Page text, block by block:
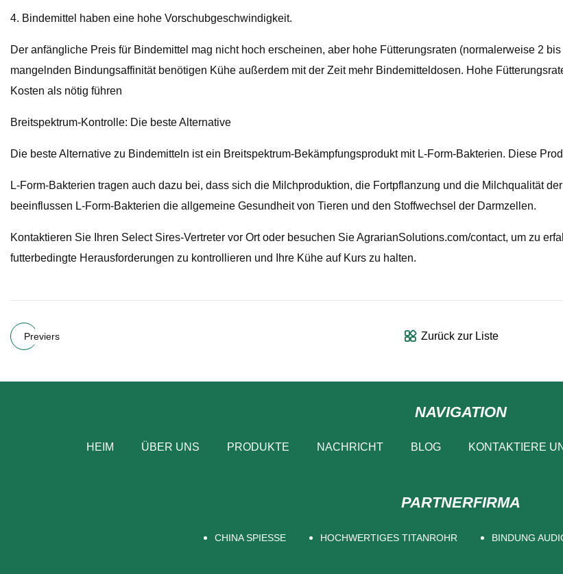
4. Bindemittel haben eine hohe Vorschubgeschwindigkeit.
Der anfängliche Preis für Bindemittel mag nicht hoch erscheinen, aber hohe Fütterungsraten (normalerweise 2
mangelnden Bindungsaffinität benötigen Kühe außerdem mit der Zeit mehr Bindemitteldosen. Hohe
Kosten als nötig führen
Breitspektrum-Kontrolle: Die beste Alternative
Die beste Alternative zu Bindemitteln ist ein Breitspektrum-Bekämpfungsprodukt mit L-Form-Bakterien. Diese
L-Form-Bakterien tragen auch dazu bei, dass sich die Milchproduktion, die Fortpflanzung und die Milchqualität
beeinflussen L-Form-Bakterien die allgemeine Gesundheit von Tieren und den Stoffwechsel der Darmzellen.
Kontaktieren Sie Ihren Select Sires-Vertreter vor Ort oder besuchen Sie AgrarianSolutions.com/contact, um zu
futterbedingte Herausforderungen zu kontrollieren und Ihre Kühe auf Kurs zu halten.
Previers Zurück zur Liste
NAVIGATION
HEIM ÜBER UNS PRODUKTE NACHRICHT BLOG KONTAKTIERE
PARTNERFIRMA
CHINA SPIESSE HOCHWERTIGES TITANROHR BINDUNG